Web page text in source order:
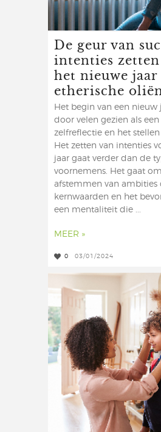
De geur van
intenties
het nieuwe
etherische
Het begin van een nieuw
door velen gezien als een
zelfreflectie en het
Het zetten van intenties
jaar gaat verder dan de
voornemens. Het gaat
afstemmen van ambities
kernwaarden en het
een mentaliteit die ...
MEER »
0 03/01/2024